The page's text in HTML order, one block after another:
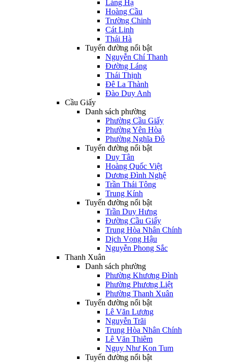
Láng Hạ
Hoàng Cầu
Trường Chinh
Cát Linh
Thái Hà
Tuyến đường nổi bật
Nguyễn Chí Thanh
Đường Láng
Thái Thịnh
Đê La Thành
Đào Duy Anh
Cầu Giấy
Danh sách phường
Phường Cầu Giấy
Phường Yên Hòa
Phường Nghĩa Đô
Tuyến đường nổi bật
Duy Tân
Hoàng Quốc Việt
Dương Đình Nghệ
Trần Thái Tông
Trung Kính
Tuyến đường nổi bật
Trần Duy Hưng
Đường Cầu Giấy
Trung Hòa Nhân Chính
Dịch Vọng Hậu
Nguyễn Phong Sắc
Thanh Xuân
Danh sách phường
Phường Khương Đình
Phường Phương Liệt
Phường Thanh Xuân
Tuyến đường nổi bật
Lê Văn Lương
Nguyễn Trãi
Trung Hòa Nhân Chính
Lê Văn Thiêm
Ngụy Như Kon Tum
Tuyến đường nổi bật